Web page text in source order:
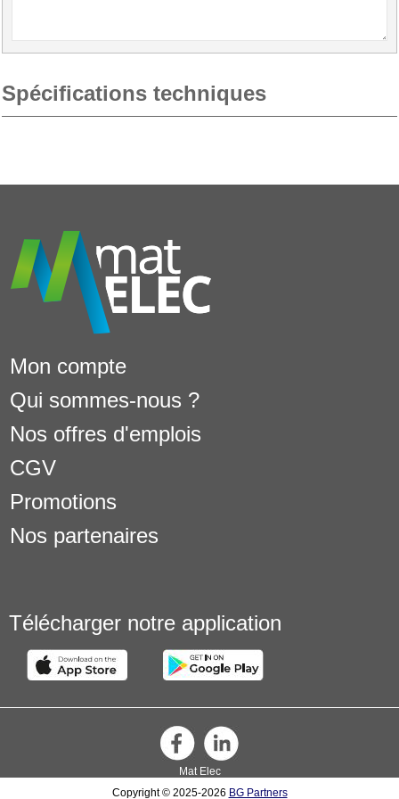
Spécifications techniques
Mon compte
Qui sommes-nous ?
Nos offres d'emplois
CGV
Promotions
Nos partenaires
Télécharger notre application
Mat Elec
Copyright © 2025-2026 BG Partners